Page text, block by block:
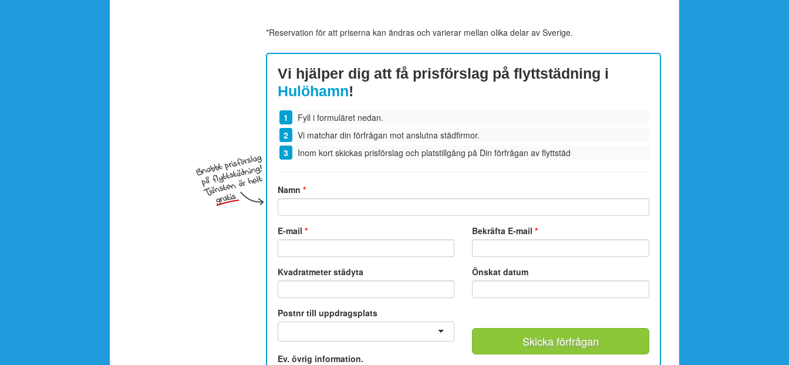
*Reservation för att priserna kan ändras och varierar mellan olika delar av Sverige.
Vi hjälper dig att få prisförslag på flyttstädning i
Hulöhamn!
Fyll i formuläret nedan.
Vi matchar din förfrågan mot anslutna städfirmor.
Inom kort skickas prisförslag och platstillgång på Din förfrågan av flyttstäd
Namn *
E-mail * Bekräfta E-mail*
Kvadratmeter städyta Önskat datum
Postnr till uppdragsplats
Ev. övrig information.
Skicka förfrågan